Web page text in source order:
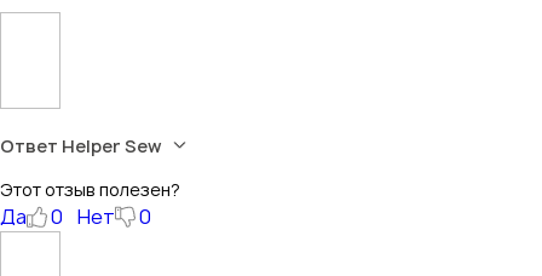
Ответ Helper Sew
Этот отзыв полезен?
Да 0 Нет 0